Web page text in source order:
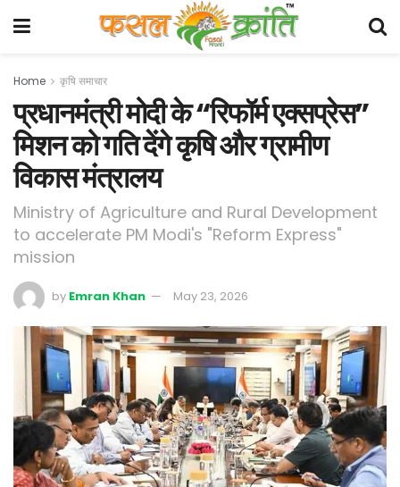
Home कृषि समाचार
प्रधानमंत्री मोदी के “रिफॉर्म एक्सप्रेस”
मिशन को गति देंगे कृषि और ग्रामीण
विकास मंत्रालय
Ministry of Agriculture and Rural Development
to accelerate PM Modi's "Reform Express"
mission
by Emran Khan May 23, 2026